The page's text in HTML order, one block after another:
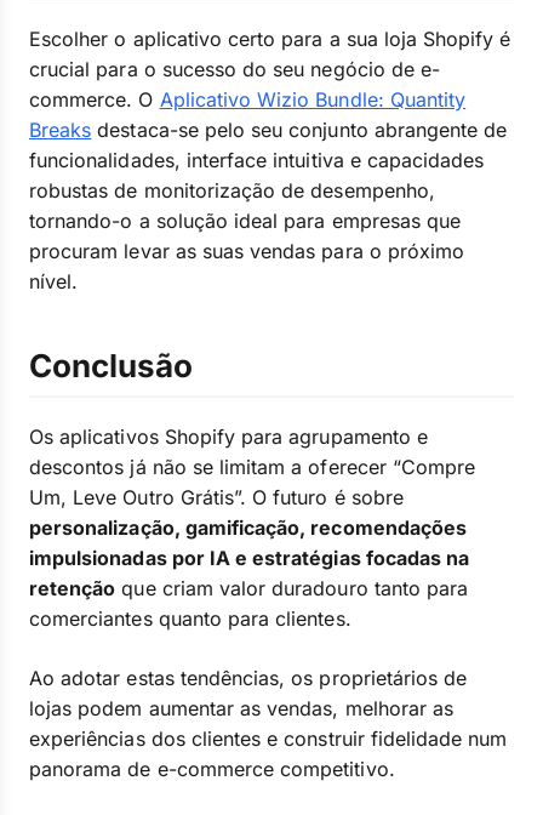
Escolher o aplicativo certo para a sua loja Shopify é
crucial para o sucesso do seu negócio de e-
commerce. O Aplicativo Wizio Bundle: Quantity
Breaks destaca-se pelo seu conjunto abrangente de
funcionalidades, interface intuitiva e capacidades
robustas de monitorização de desempenho,
tornando-o a solução ideal para empresas que
procuram levar as suas vendas para o próximo
nível.
Conclusão
Os aplicativos Shopify para agrupamento e
descontos já não se limitam a oferecer “Compre
Um, Leve Outro Grátis”. O futuro é sobre
personalização, gamificação, recomendações
impulsionadas por IA e estratégias focadas na
retenção que criam valor duradouro tanto para
comerciantes quanto para clientes.
Ao adotar estas tendências, os proprietários de
lojas podem aumentar as vendas, melhorar as
experiências dos clientes e construir fidelidade num
panorama de e-commerce competitivo.